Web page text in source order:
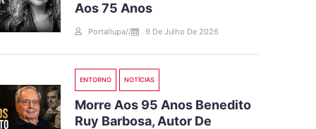
Aos 75 Anos
Portallupa// 9 De Julho De 2026
ENTORNO NOTÍCIAS
Morre Aos 95 Anos Benedito
Ruy Barbosa, Autor De